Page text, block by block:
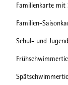
Familienkarte mit
Familien-
Schul- und